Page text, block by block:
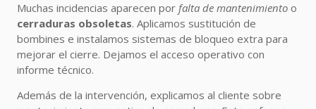
Muchas incidencias aparecen por falta de mantenimiento o
cerraduras obsoletas. Aplicamos sustitución de
bombines e instalamos sistemas de bloqueo extra para
mejorar el cierre. Dejamos el acceso operativo con
informe técnico.
Además de la intervención, explicamos al cliente sobre